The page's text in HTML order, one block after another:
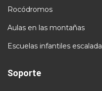
Rocódromos
Aulas en las montañas
Escuelas infantiles escalada
Soporte